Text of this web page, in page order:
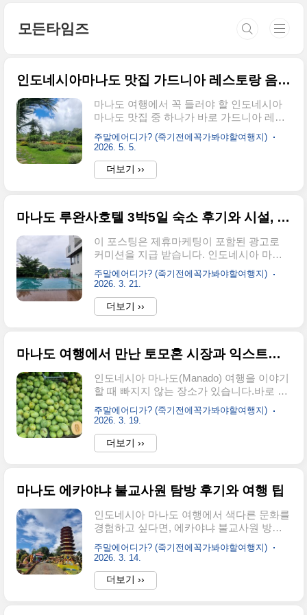
모든타임즈
인도네시아마나도 맛집 가드니아 레스토랑 음식과 경치 체험기
마나도 여행에서 꼭 들러야 할 인도네시아
마나도 맛집 중 하나가 바로 가드니아 레스
토랑입니다.현지 음식과 풍경을 동시에 즐
길 수 있어 점심이나 저녁 식사 장소로 인기
스토랑의 위치, 메뉴, 가격, 풍경, 그리고 실
제 방문 후기를 상세히 풀어보겠습니다. 인
레스토랑! 현지 음식, 합리적 가격, 아름다운
경치와 포토 포인트까지 , 마나도맛집 추천
과 실제 방문 후기를 공유합니다.가드니아
레스토랑 위치와 분위기가드니아 레스토랑
은 마나도 시내에서 차로 약 20분 거리, 울창
한 숲과 작은 언덕, 멀리 바다가 보이는 자연
친화적인 지역에 자리하고 있습니다. 입구
부터 아기자기한 정원과 꽃들이 맞이해 주
어 첫인상이 좋습니다. 내부는 넓고 깔끔..
주말에어디가? (죽기전에꼭가봐야할여행지)
2026. 5. 5.
더보기 ››
마나도 루완사호텔 3박5일 숙소 후기와 시설, 주변 분위기
이 포스팅은 제휴마케팅이 포함된 광고로
커미션을 지급 받습니다. 인도네시아 마나
도 여행에서 숙소 선택은 여행 만족도를 좌
우합니다.이번에 3박 5일 동안 머문 루완사
며, 호텔 시설과 주변 차분한 분위기가 좋아
입니다. 객실부터 로비, 수영장, 루프탑까지
모두 직접 체험하며 느낀 점을 솔직하게 공
유합니다.호텔 위치와 접근성루완사호텔은
마나도 국제공항에서 차량으로 약 30분 거
리, 마나도시내 중심부에서는 20분 정도 소
요됩니다. 주변은 마나도 로컬 주택가가 모
여있는 지역으로, 시내 번잡함보다는 조용
한 분위기를 선호하는 여행객에게 적합합니
다. 마나도로가 대부분 2차선 도로인데 호텔
주말에어디가? (죽기전에꼭가봐야할여행지)
2026. 3. 21.
더보기 ››
마나도 여행에서 만난 토모혼 시장과 익스트림 마켓 이야기
인도네시아 마나도(Manado) 여행을 이야기
할 때 빠지지 않는 장소가 있습니다.바로 토
모혼 시장(Tomohon Market), 그리고 그 안
에서 특히 유명한 익스트림 마켓(Extreme
독특한 현지 식재료까지 다양한 풍경을 볼
분위기가 함께 기억에 남는 장소로 많이 이
야기됩니다. 오늘은 마나도 여행 중 들르게
되는 토모혼 시장, 그리고 그 안의 익스트림
마켓 분위기를 중심으로 정리해보겠습니다.
토모혼 시장은 어떤 곳일까토모혼 시장은
마나도에서 차로 약 한 시간 정도 떨어진 토
모혼(Tomohon) 지역에 위치한 전통 시장으
로 알려져 있습니다.이곳은 일반적인 동남
아 전통시장처럼 채..
주말에어디가? (죽기전에꼭가봐야할여행지)
2026. 3. 19.
더보기 ››
마나도 에카야냐 불교사원 탐방 후기와 여행 팁
인도네시아 마나도 여행에서 색다른 문화를
경험하고 싶다면, 에카야냐 불교사원 방문
을 추천드립니다. 마나도 패키지 1일차 일정
에서 토모혼 지역을 돌아보는 코스에 포함
있는 의미 있는 장소입니다.에카야냐 사원
위치와 접근에카야냐 사원은 토모혼 중심부
주말에어디가? (죽기전에꼭가봐야할여행지)
2026. 3. 14.
더보기 ››